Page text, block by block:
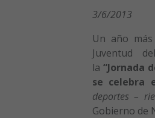
3/6/2013
Un año
Juventud
la “Jornada
se celebra
deportes –
Gobierno de